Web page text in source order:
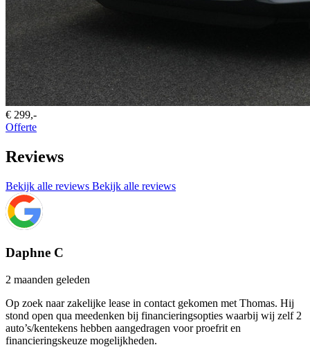
€ 299,-
Offerte
Reviews
Bekijk alle reviews Bekijk alle reviews
Daphne C
2 maanden geleden
Op zoek naar zakelijke lease in contact gekomen met Thomas. Hij
stond open qua meedenken bij financieringsopties waarbij wij zelf 2
auto’s/kentekens hebben aangedragen voor proefrit en
financieringskeuze mogelijkheden.